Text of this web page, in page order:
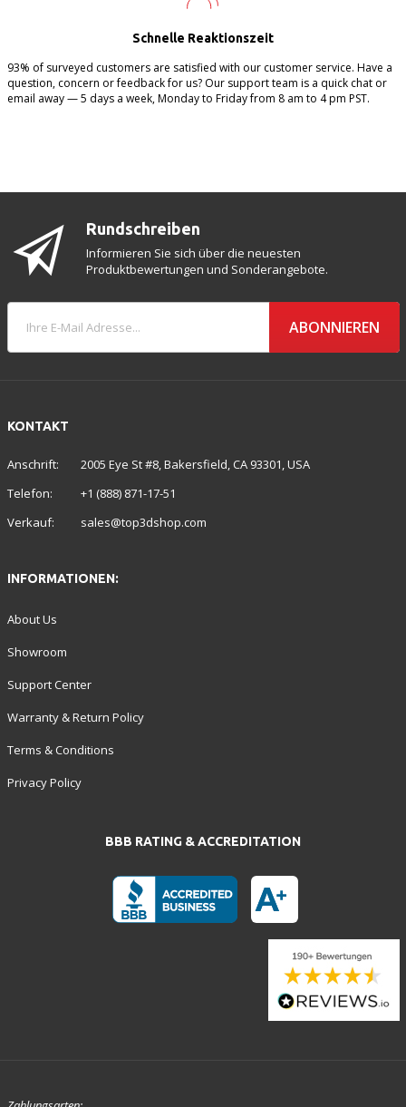
Schnelle Reaktionszeit
93% of surveyed customers are satisfied with our customer service. Have a
question, concern or feedback for us? Our support team is a quick chat or
email away — 5 days a week, Monday to Friday from 8 am to 4 pm PST.
KONTAKT
Anschrift:
2005 Eye St #8, Bakersfield, CA 93301, USA
Telefon:
+1 (888) 871-17-51
Verkauf:
sales@top3dshop.com
Rundschreiben
Informieren Sie sich über die neuesten
Produktbewertungen und Sonderangebote.
ABONNIEREN
INFORMATIONEN:
About Us
Showroom
Support Center
Warranty & Return Policy
Terms & Conditions
Privacy Policy
BBB RATING & ACCREDITATION